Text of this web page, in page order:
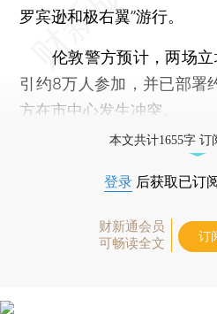
罗宾逊和极右翼”游行。
伦敦警方预计，两场立
引约8万人参加，并已部署
方在市中心发生冲突。
本文共计1655字 订
登录 后获取已订
财新通会员
可畅读全文
订